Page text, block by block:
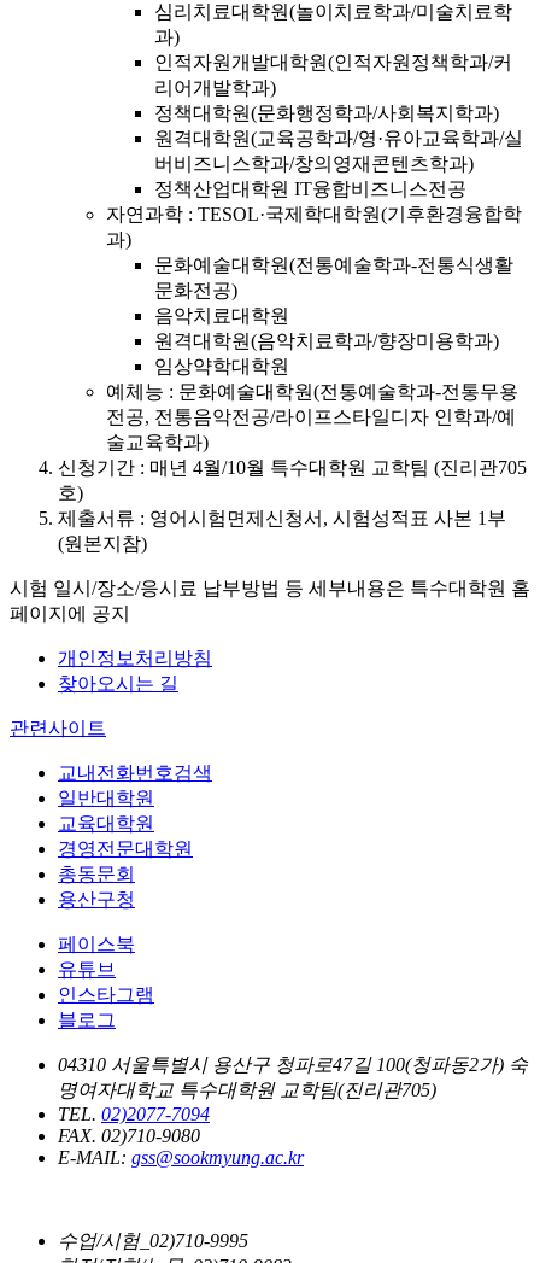
심리치료대학원(놀이치료학과/미술치료학
과)
인적자원개발대학원(인적자원정책학과/커
리어개발학과)
정책대학원(문화행정학과/사회복지학과)
원격대학원(교육공학과/영·유아교육학과/실
버비즈니스학과/창의영재콘텐츠학과)
정책산업대학원 IT융합비즈니스전공
자연과학 : TESOL·국제학대학원(기후환경융합학
과)
문화예술대학원(전통예술학과-전통식생활
문화전공)
음악치료대학원
원격대학원(음악치료학과/향장미용학과)
임상약학대학원
예체능 : 문화예술대학원(전통예술학과-전통무용
전공, 전통음악전공/라이프스타일디자 인학과/예
술교육학과)
신청기간 : 매년 4월/10월 특수대학원 교학팀 (진리관705
호)
제출서류 : 영어시험면제신청서, 시험성적표 사본 1부
(원본지참)
시험 일시/장소/응시료 납부방법 등 세부내용은 특수대학원 홈
페이지에 공지
개인정보처리방침
찾아오시는 길
관련사이트
교내전화번호검색
일반대학원
교육대학원
경영전문대학원
총동문회
용산구청
페이스북
유튜브
인스타그램
블로그
04310 서울특별시 용산구 청파로47길 100(청파동2가) 숙
명여자대학교 특수대학원 교학팀(진리관705)
TEL. 02)2077-7094
FAX. 02)710-9080
E-MAIL: gss@sookmyung.ac.kr
수업/시험_02)710-9995